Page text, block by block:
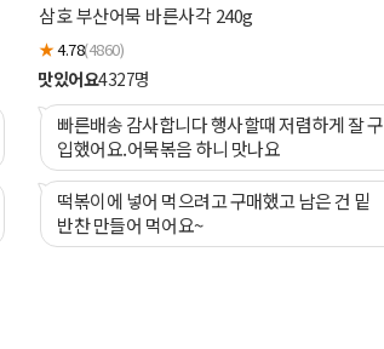
삼호 부산어묵 바른사각 240g
★4.78(4860)
맛있어요4327명
빠른배송 감사합니다 행사할때 저렴하게 잘 구
입했어요.어묵볶음 하니 맛나요
떡볶이에 넣어 먹으려고 구매했고 남은 건 밑
반찬 만들어 먹어요~